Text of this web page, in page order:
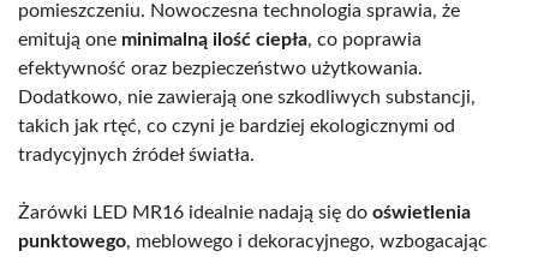
pomieszczeniu. Nowoczesna technologia sprawia, że
emitują one minimalną ilość ciepła, co poprawia
efektywność oraz bezpieczeństwo użytkowania.
Dodatkowo, nie zawierają one szkodliwych substancji,
takich jak rtęć, co czyni je bardziej ekologicznymi od
tradycyjnych źródeł światła.
Żarówki LED MR16 idealnie nadają się do oświetlenia
punktowego, meblowego i dekoracyjnego, wzbogacając